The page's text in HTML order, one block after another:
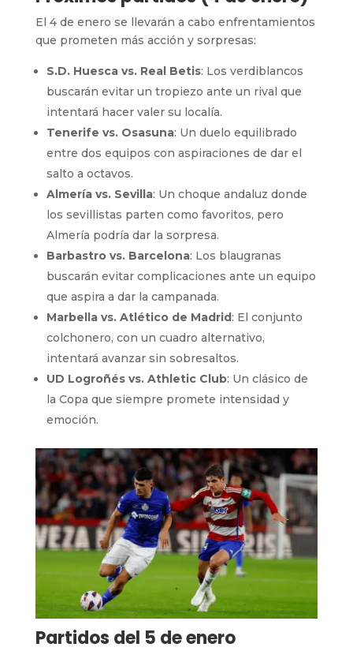
El 4 de enero se llevarán a cabo enfrentamientos
que prometen más acción y sorpresas:
S.D. Huesca vs. Real Betis: Los verdiblancos
buscarán evitar un tropiezo ante un rival que
intentará hacer valer su localía.
Tenerife vs. Osasuna: Un duelo equilibrado
entre dos equipos con aspiraciones de dar el
salto a octavos.
Almería vs. Sevilla: Un choque andaluz donde
los sevillistas parten como favoritos, pero
Almería podría dar la sorpresa.
Barbastro vs. Barcelona: Los blaugranas
buscarán evitar complicaciones ante un equipo
que aspira a dar la campanada.
Marbella vs. Atlético de Madrid: El conjunto
colchonero, con un cuadro alternativo,
intentará avanzar sin sobresaltos.
UD Logroñés vs. Athletic Club: Un clásico de
la Copa que siempre promete intensidad y
emoción.
Partidos del 5 de enero